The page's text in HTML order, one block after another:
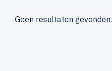
Geen resultaten gevonden.